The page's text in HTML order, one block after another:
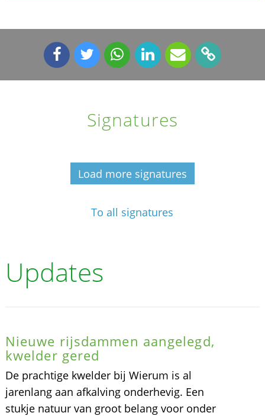
Signatures
Load more signatures
To all signatures
Updates
Nieuwe rijsdammen aangelegd,
kwelder gered
De prachtige kwelder bij Wierum is al
jarenlang aan afkalving onderhevig. Een
stukje natuur van groot belang voor onder